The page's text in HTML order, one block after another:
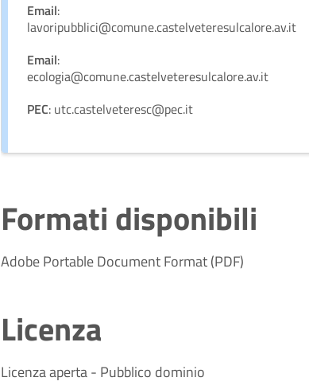
Email:
lavoripubblici@comune.castelveteresulcalore.av.it
Email:
ecologia@comune.castelveteresulcalore.av.it
PEC: utc.castelveteresc@pec.it
Formati disponibili
Adobe Portable Document Format (PDF)
Licenza
Licenza aperta - Pubblico dominio